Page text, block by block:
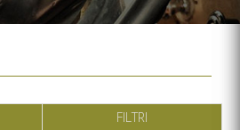
FILTRI